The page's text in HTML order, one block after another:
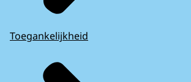
Toegankelijkheid